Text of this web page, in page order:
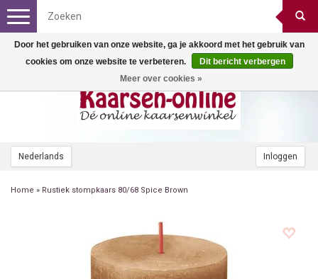
Nederlands Inloggen
Toggle
navigation
Home » Rustiek stompkaars 80/68 Spice Brown
Door het gebruiken van onze website, ga je akkoord met het gebruik van
cookies om onze website te verbeteren.
Dit bericht verbergen
Meer over cookies »